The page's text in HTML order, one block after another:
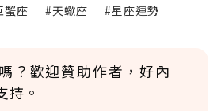
蟹座 #天蠍座 #星座運勢
？歡迎贊助作者，好內
持。